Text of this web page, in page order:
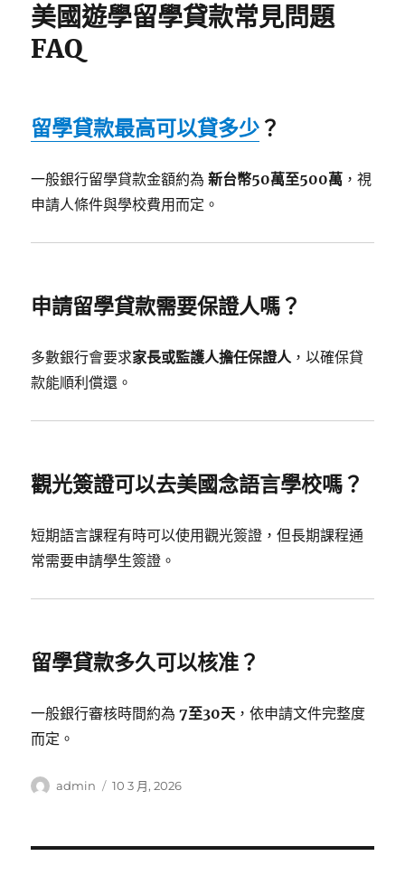
美國遊學留學貸款常見問題
FAQ
留學貸款最高可以貸多少 ？
一般銀行留學貸款金額約為新台幣50萬至500萬 ，視
申請人條件與學校費用而定。
申請留學貸款需要保證人嗎？
多數銀行會要求家長或監護人擔任保證人，以確保貸
款能順利償還。
觀光簽證可以去美國念語言學校嗎？
短期語言課程有時可以使用觀光簽證，但長期課程通
常需要申請學生簽證。
留學貸款多久可以核准？
一般銀行審核時間約為7至30天 ，依申請文件完整度
而定。
作
admin
發
10 3 月, 2026